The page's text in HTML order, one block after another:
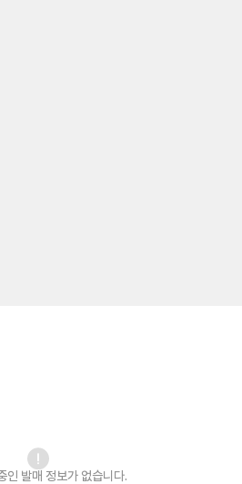
인 발매 정보가 없습니다.